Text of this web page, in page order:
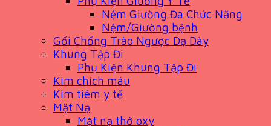
Nệm Giường Đa Chức Năng
Nệm/Giường bệnh
Gối Chống Trào Ngược Dạ Dày
Khung Tập Đi
Phụ Kiện Khung Tập Đi
Kim chích máu
Kim tiêm y tế
Mặt Nạ
Mặt nạ thở oxy